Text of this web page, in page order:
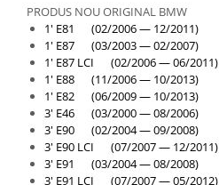
Praguri
Rama radiator
Scut motor
Spălător far
Suport aripa
Suport far
Suport radiator
PRODUS NOU ORIGINAL BMW
1' E81 (02/2006 — 12/2011)
1' E87 (03/2003 — 02/2007)
1' E87 LCI (02/2006 — 06/2011)
1' E88 (11/2006 — 10/2013)
1' E82 (06/2009 — 10/2013)
3' E46 (03/2000 — 08/2006)
3' E90 (02/2004 — 09/2008)
3' E90 LCI (07/2007 — 12/2011)
3' E91 (03/2004 — 08/2008)
3' E91 LCI (07/2007 — 05/2012)